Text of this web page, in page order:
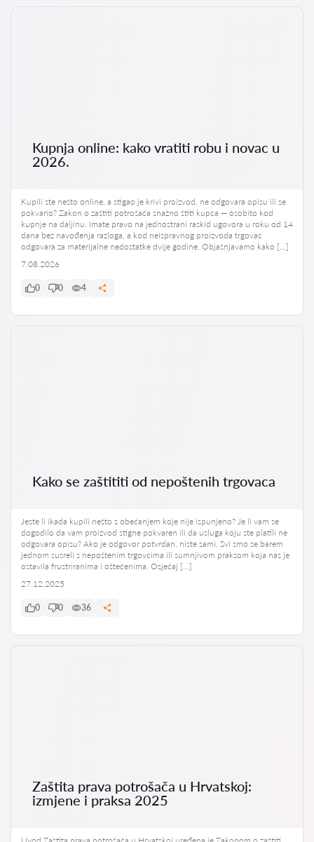
Kupnja online: kako vratiti robu i novac u
2026.
Kupili ste nešto online, a stigao je krivi proizvod, ne odgovara opisu ili se
pokvario? Zakon o zaštiti potrošača snažno štiti kupca — osobito kod
kupnje na daljinu. Imate pravo na jednostrani raskid ugovora u roku od 14
dana bez navođenja razloga, a kod neispravnog proizvoda trgovac
odgovara za materijalne nedostatke dvije godine. Objašnjavamo kako […]
7.08.2026
0 0 4
Kako se zaštititi od nepoštenih trgovaca
Jeste li ikada kupili nešto s obećanjem koje nije ispunjeno? Je li vam se
dogodilo da vam proizvod stigne pokvaren ili da usluga koju ste platili ne
odgovara opisu? Ako je odgovor potvrdan, niste sami. Svi smo se barem
jednom susreli s nepoštenim trgovcima ili sumnjivom praksom koja nas je
ostavila frustriranima i oštećenima. Osjećaj […]
27.12.2025
0 0 36
Zaštita prava potrošača u Hrvatskoj:
izmjene i praksa 2025